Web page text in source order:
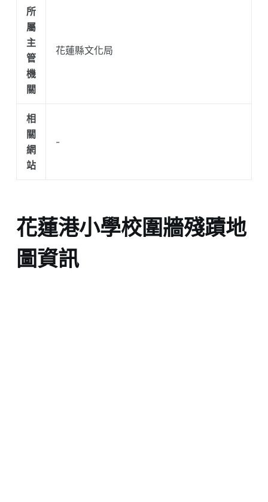
所
屬
主
管
機
關
花蓮縣文化局
相
關
網
站
-
花蓮港小學校圍牆殘蹟地
圖資訊